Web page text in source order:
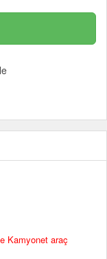
Kamyonet araç